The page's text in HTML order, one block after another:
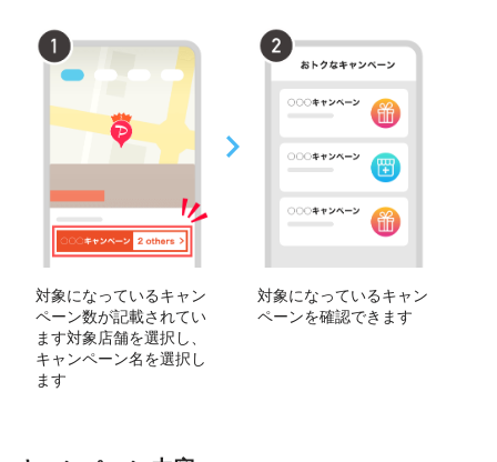
対象になっているキャン
ペーン数が記載されてい
ます対象店舗を選択し、
キャンペーン名を選択し
ます
対象になっているキャン
ペーンを確認できます